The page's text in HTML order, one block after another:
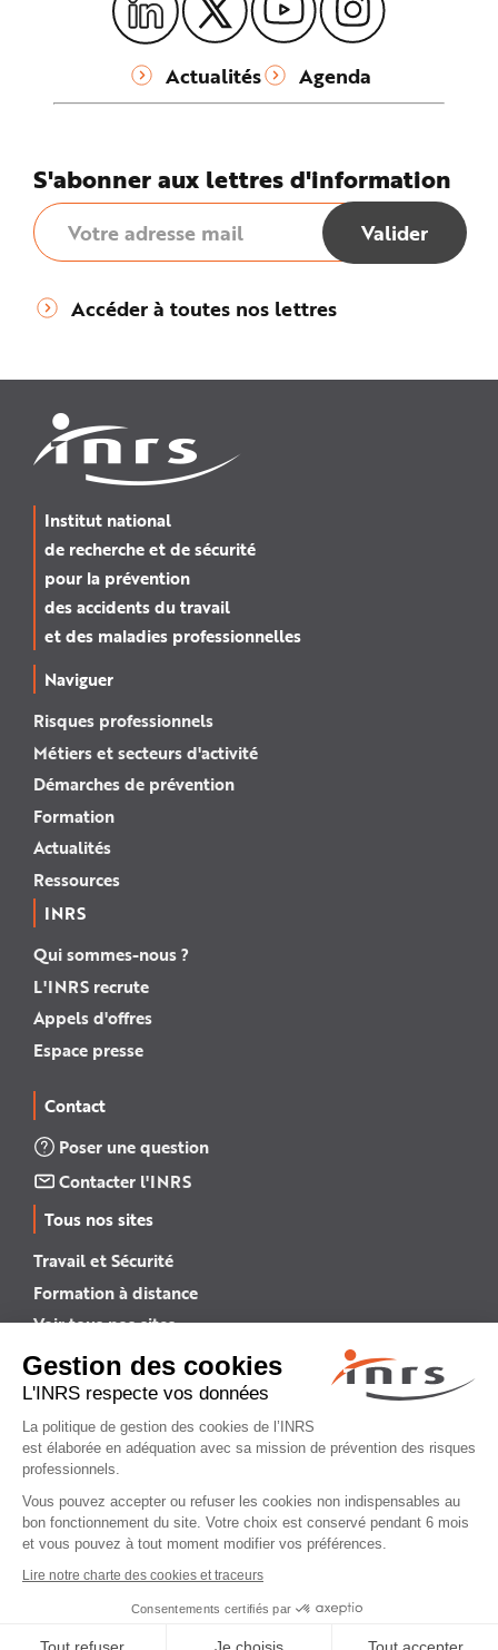
Actualités Agenda
S'abonner aux lettres d'information
Accéder à toutes nos lettres
Institut national
de recherche et de sécurité
pour la prévention
des accidents du travail
et des maladies professionnelles
Naviguer
Risques professionnels
Métiers et secteurs d'activité
Démarches de prévention
Formation
Actualités
Ressources
INRS
Qui sommes-nous ?
L'INRS recrute
Appels d'offres
Espace presse
Contact
Poser une question
Contacter l'INRS
Tous nos sites
Travail et Sécurité
Formation à distance
Voir tous nos sites →
INRS English
INRS (english version)
Plan du site
Mentions légales
Politique de confidentialité